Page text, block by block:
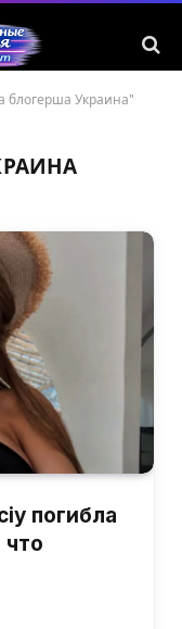
блогерша Украина"
погибла